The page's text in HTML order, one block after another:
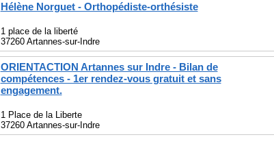
Hélène Norguet - Orthopédiste-orthésiste
1 place de la liberté
37260 Artannes-sur-Indre
ORIENTACTION Artannes sur Indre - Bilan de
compétences - 1er rendez-vous gratuit et sans
engagement.
1 Place de la Liberte
37260 Artannes-sur-Indre